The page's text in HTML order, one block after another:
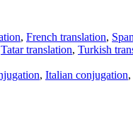
, French translation,
Tatar translation, Turkish
, Italian conjugation,